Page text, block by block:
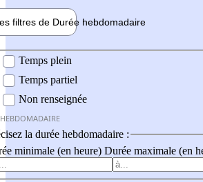
filtres de Durée hebdomadaire
Temps plein
Temps partiel
Non renseignée
la durée hebdomadaire :
minimale (en heure) Durée maximale (en